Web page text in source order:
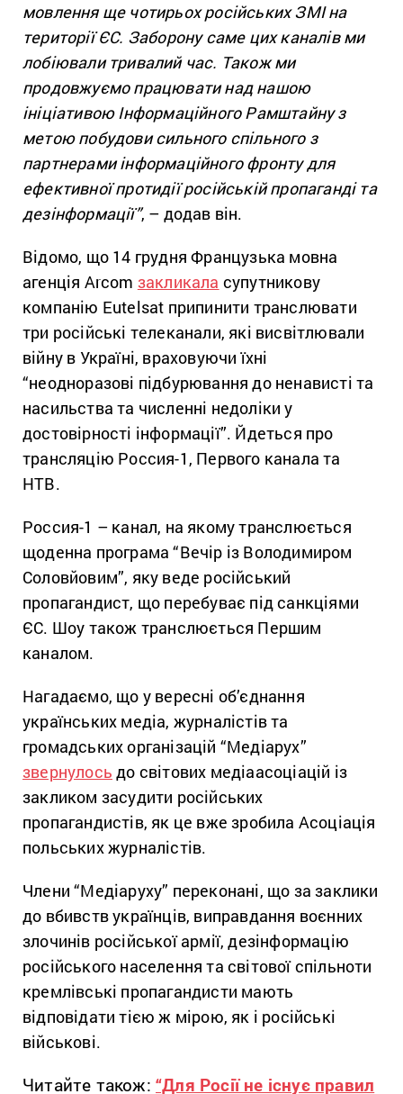
мовлення ще чотирьох російських ЗМІ на
території ЄС. Заборону саме цих каналів ми
лобіювали тривалий час. Також ми
продовжуємо працювати над нашою
ініціативою Інформаційного Рамштайну з
метою побудови сильного спільного з
партнерами інформаційного фронту для
ефективної протидії російській пропаганді та
дезінформації”, – додав він.
Відомо, що 14 грудняФранцузька мовна
агенція Arcom закликала супутникову
компанію Eutelsat припинити транслювати
три російські телеканали, які висвітлювали
війну в Україні, враховуючи їхні
“неодноразові підбурювання до ненависті та
насильства та численні недоліки у
достовірності інформації”. Йдеться про
трансляцію Россия-1, Первого канала та
НТВ.
Россия-1 – канал, на якому транслюється
щоденна програма “Вечір із Володимиром
Соловйовим”, яку веде російський
пропагандист, що перебуває під санкціями
ЄС. Шоу також транслюється Першим
каналом.
Нагадаємо, що у вересні об’єднання
українських медіа, журналістів та
громадських організацій “Медіарух”
звернулось до світових медіаасоціацій із
закликом засудити російських
пропагандистів, як це вже зробила Асоціація
польських журналістів.
Члени “Медіаруху” переконані, що за заклики
до вбивств українців, виправдання воєнних
злочинів російської армії, дезінформацію
російського населення та світової спільноти
кремлівські пропагандисти мають
відповідати тією ж мірою, як і російські
військові.
Читайте також: “Для Росії не існує правил